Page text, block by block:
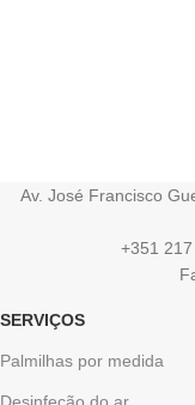
Av. José Francisco
+351
SERVIÇOS
Palmilhas por medida